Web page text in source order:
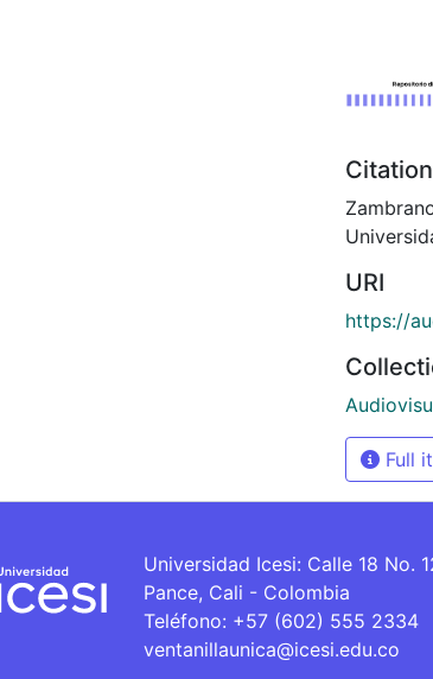
Citation
URI
https://
Full
Universidad Icesi: Calle 18 No.
Pance, Cali - Colombia
Teléfono: +57 (602) 555 2334
ventanillaunica@icesi.edu.co